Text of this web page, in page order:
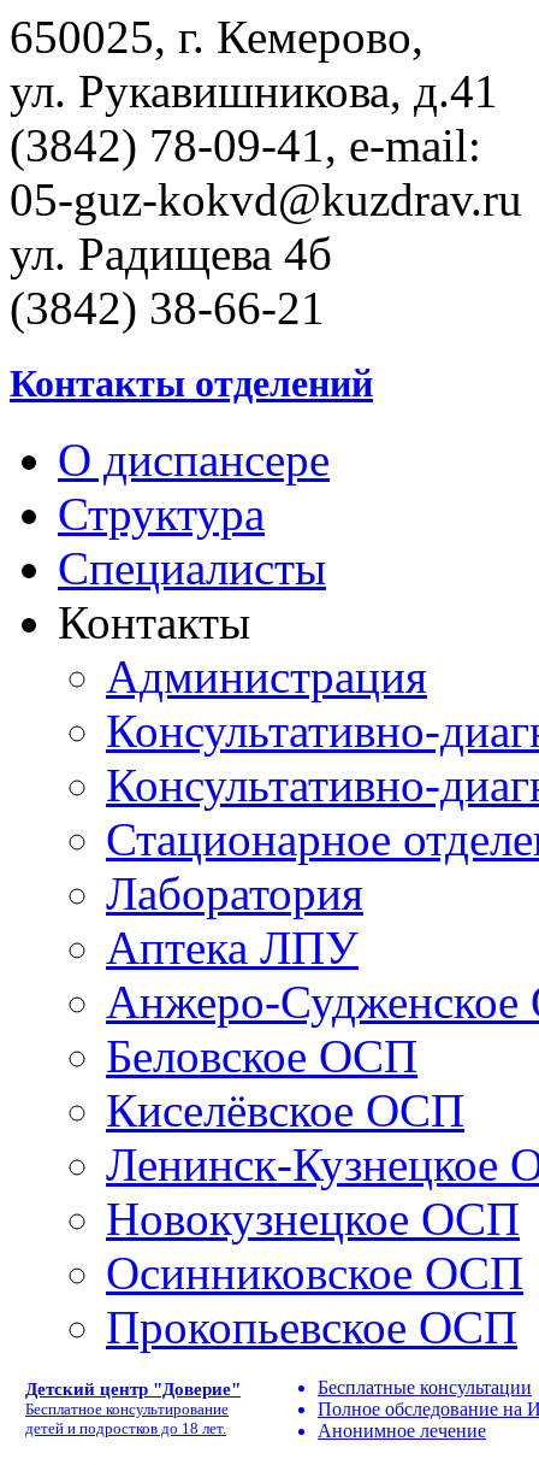
650025, г. Кемерово,
ул. Рукавишникова, д.41
(3842) 78-09-41, e-mail:
05-guz-kоkvd@kuzdrаv.ru
ул. Радищева 4б
(3842) 38-66-21
Контакты отделений
О диспансере
Структура
Специалисты
Контакты
Администрация
Консультативно-
Консультативно-
Стационарное
Лаборатория
Аптека ЛПУ
Анжеро-
Беловское ОСП
Киселёвское ОСП
Ленинск-Кузнецкое
Новокузнецкое ОСП
Осинниковское ОСП
Прокопьевское ОСП
Детский центр "Доверие"
Бесплатное консультирование
детей и подростков до 18 лет.
Бесплатные консультации
Полное обследование
Анонимное лечение